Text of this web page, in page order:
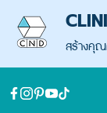
สร้างคุ